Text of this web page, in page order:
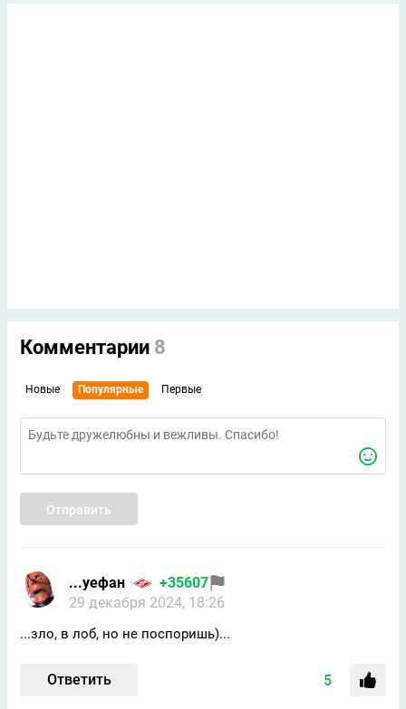
Комментарии 8
Новые Популярные Первые
Отправить
...уефан
+35607
29 декабря 2024, 18:26
...зло, в лоб, но не поспоришь)...
Ответить 5